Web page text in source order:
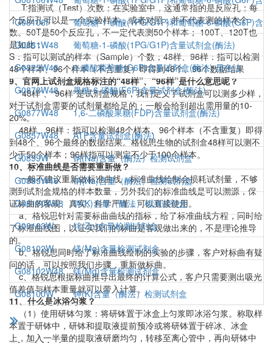
T:指测试（Test）次数；在实验室中，这通常指的是反应孔；每
个反应孔可以是一个实验样本，或者对照；并不代表测的样本个
数。50T是50个反应孔，不一定代表测50个样本； 100T、120T也
是如此；
S：指可以测试的样本（Sample）个数；48样、96样：指可以检测
48个样本、96个样本（不含重复）即得到48个、96个数据结果
9、官网上试剂盒规格标注的“48样”、“96样”是什么意思呢？
“48样”、“96样”是试剂盒规格，我们定义了试剂盒可以测多少样，
对于试剂盒需要的试剂量都给足的；一般会给到超出需用量的10-
20%。
48样、96样：指可以检测48个样本、96个样本（不含重复）即得
到48个、96个最终的数据结果。格锐思生物的试剂盒48样可以测不
少于50个样本；96样指可以测定不少于100个样本。
10、标准曲线是否需要重新做？
一般不建议重新做标准曲线，标准曲线绘制会损耗试剂量，不够
测到试剂盒规格的样本数量，另外我们的标准曲线是可以溯源，保
证标曲的客观、真实、科学严谨，可以直接使用。
a、格锐思针对需要标曲曲线的指标，给了标准曲线方程，同时给
了标准曲线图，以证实我们的标曲是客观做出来的，不是理论推导
的。
b、格锐思同时给了标准曲线绘制的实验的步骤，客户对标曲有疑
问的话，可以按照我们步骤，重新做标曲。
c、格锐思根据标曲推导出最终的计算公式，客户只需要测出吸光
值差值与样本重量就可以带入计算。
11、什么是冰浴匀浆？
（1）使用研钵匀浆：将研钵置于冰盒上匀浆即冰浴匀浆。称取样
本置于研钵中，研钵和提取液提前预冷或将研钵置于碎冰、冰盒
上，加入一半量的提取液研磨均匀，转移至离心管中，再向研钵中
G08106F
葡萄糖-1-磷酸(1PG/G1P)和葡萄糖-6-磷酸(G6P)含
G0881W48
葡萄糖-1-磷酸(1PG/G1P)含量试剂盒(酶法)
G0825W48
6-磷酸葡萄糖(G6P)含量试剂盒(酶法)-显色法
G0878W48
果糖-6-磷酸(F6P)含量试剂盒(酶法)
G0877W48
1,6-二磷酸果糖(FDP)含量试剂盒(酶法)
G0857W48
ATP含量试剂盒(酶法)
G0899W
钠(Na)含量（酶法）检测试剂盒
G0899W48
钠(Na)含量（酶法）检测试剂盒
G08100W48
钾(K)含量（酶法）检测试剂盒
G08103W
锌(Zn)含量检测试剂盒
G08102W
镁(Mg)含量检测试剂盒
G08102W48
镁(Mg)含量检测试剂盒
G08100W
钾(K)含量（酶法）检测试剂盒